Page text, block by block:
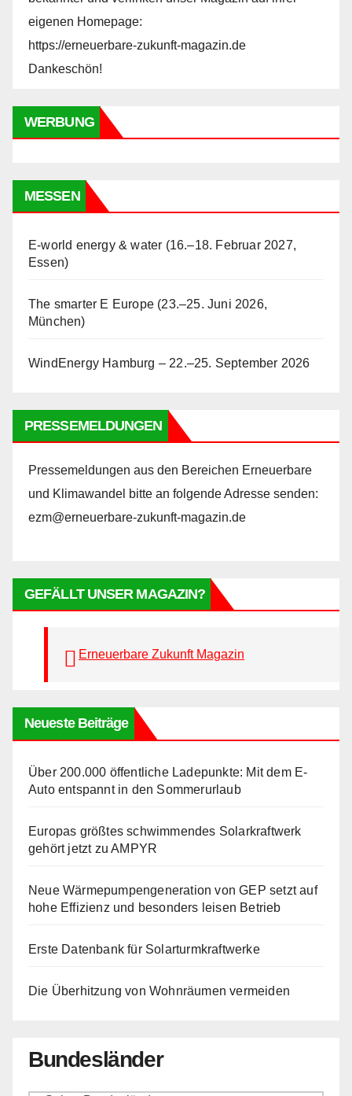
eigenen Homepage:
https://erneuerbare-zukunft-magazin.de
Dankeschön!
WERBUNG
MESSEN
E-world energy & water (16.–18. Februar 2027,
Essen)
The smarter E Europe (23.–25. Juni 2026,
München)
WindEnergy Hamburg – 22.–25. September 2026
PRESSEMELDUNGEN
Pressemeldungen aus den Bereichen Erneuerbare
und Klimawandel bitte an folgende Adresse senden:
ezm@erneuerbare-zukunft-magazin.de
GEFÄLLT UNSER MAGAZIN?
Erneuerbare Zukunft Magazin
Neueste Beiträge
Über 200.000 öffentliche Ladepunkte: Mit dem E-
Auto entspannt in den Sommerurlaub
Europas größtes schwimmendes Solarkraftwerk
gehört jetzt zu AMPYR
Neue Wärmepumpengeneration von GEP setzt auf
hohe Effizienz und besonders leisen Betrieb
Erste Datenbank für Solarturmkraftwerke
Die Überhitzung von Wohnräumen vermeiden
Bundesländer